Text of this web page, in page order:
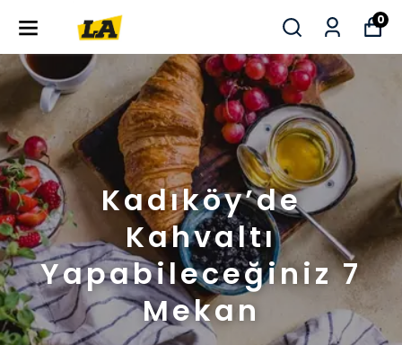
0
Kadıköy’de
Kahvaltı
Yapabileceğiniz 7
Mekan